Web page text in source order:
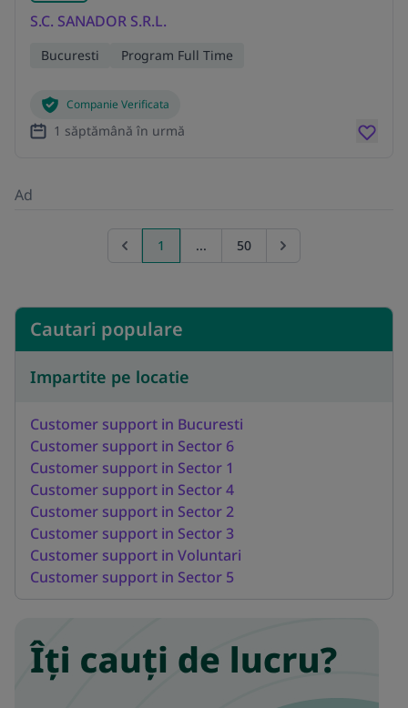
S.C. SANADOR S.R.L.
Bucuresti Program Full Time
Companie Verificata
1 săptămână în urmă
Ad
Previous page
1 ... 50 Go to next page
Cautari populare
Impartite pe locatie
Customer support in Bucuresti
Customer support in Sector 6
Customer support in Sector 1
Customer support in Sector 4
Customer support in Sector 2
Customer support in Sector 3
Customer support in Voluntari
Customer support in Sector 5